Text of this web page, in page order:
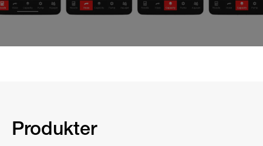
Produkter